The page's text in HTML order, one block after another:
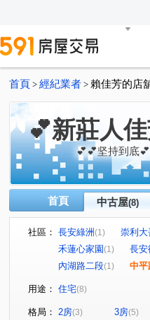
首頁 > 經紀業者 > 賴佳芳的店
💕新莊人
💕💕坚持到底
首頁 中古屋(8)
社區： 長安綠洲(1) 崇利大
禾蓮心家園(1) 長安
內湖路二段(1) 中平
用途： 住宅(8)
格局： 2房(3) 3房(5)